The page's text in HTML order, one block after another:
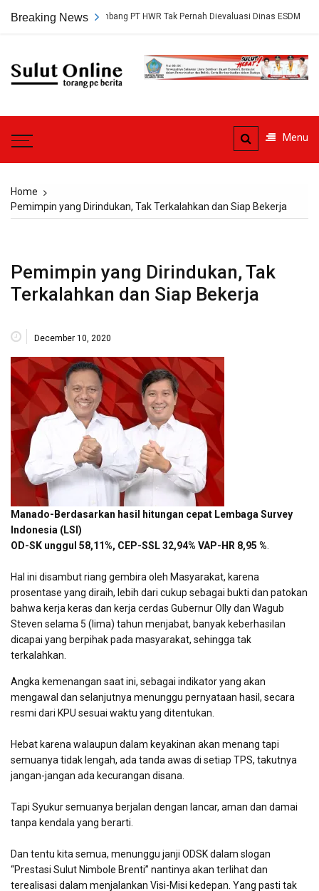
Breaking News
Tambang PT HWR Tak Pernah Dievaluasi Dinas ESDM
Sulut
Menu
Home
Pemimpin yang Dirindukan, Tak Terkalahkan dan Siap Bekerja
Pemimpin yang Dirindukan, Tak
Terkalahkan dan Siap Bekerja
December 10, 2020
Manado-Berdasarkan hasil hitungan cepat Lembaga Survey
Indonesia (LSI)
OD-SK unggul 58,11%, CEP-SSL 32,94% VAP-HR 8,95 %
Hal ini disambut riang gembira oleh Masyarakat, karena
prosentase yang diraih, lebih dari cukup sebagai bukti dan patokan
bahwa kerja keras dan kerja cerdas Gubernur Olly dan Wagub
Steven selama 5 (lima) tahun menjabat, banyak keberhasilan
dicapai yang berpihak pada masyarakat, sehingga tak
terkalahkan.
Angka kemenangan saat ini, sebagai indikator yang akan
mengawal dan selanjutnya menunggu pernyataan hasil, secara
resmi dari KPU sesuai waktu yang ditentukan.
Hebat karena walaupun dalam keyakinan akan menang tapi
semuanya tidak lengah, ada tanda awas di setiap TPS, takutnya
jangan-jangan ada kecurangan disana.
Tapi Syukur semuanya berjalan dengan lancar, aman dan damai
tanpa kendala yang berarti.
Dan tentu kita semua, menunggu janji ODSK dalam slogan
“Prestasi Sulut Nimbole Brenti” nantinya akan terlihat dan
terealisasi dalam menjalankan Visi-Misi kedepan. Yang pasti tak